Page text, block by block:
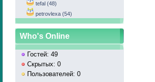
tefal (48)
petrovlexa (54)
Who's Online
Гостей: 49
Скрытых: 0
Пользователей: 0